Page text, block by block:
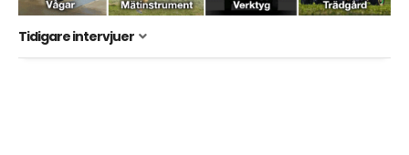
Tidigare intervjuer